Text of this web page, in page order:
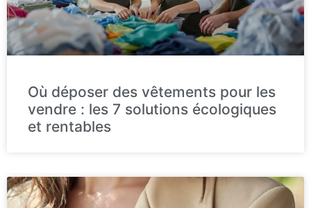
Où déposer des vêtements pour les
vendre : les 7 solutions écologiques
et rentables